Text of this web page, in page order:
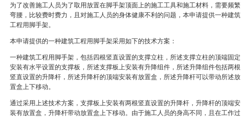
为了改善施工人员为了取用放置在脚手架顶面上的施工工具和施工材料，需要频繁
弯腰，比较费时费力，且对施工人员的身体健康不利的问题，本申请提供一种建筑
工程用脚手架。
本申请提供的一种建筑工程用脚手架采用如下的技术方案：
一种建筑工程用脚手架，包括四根竖直设置的支撑立柱，所述支撑立柱的顶端固定
安装有水平设置的支撑板，所述支撑板上安装有升降组件，所述升降组件包括两根
竖直设置的升降杆，所述升降杆的顶端安装有放置盒，所述升降杆可以带动所述放
置盒上下移动。
通过采用上述技术方案，支撑板上安装有两根竖直设置的升降杆，升降杆的顶端安
装有放置盒，升降杆带动放置盒上下移动。由于施工人员的身高不同，且在工作过